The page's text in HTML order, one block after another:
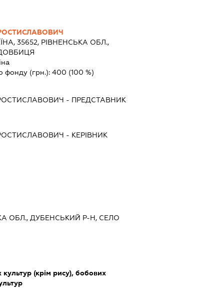
35652, РІВНЕНСЬКА ОБЛ.,
фонду (грн.): 400 (100 %)
- ПРЕДСТАВНИК
- КЕРІВНИК
ОБЛ., ДУБЕНСЬКИЙ Р-Н, СЕЛО
(крім рису), бобових